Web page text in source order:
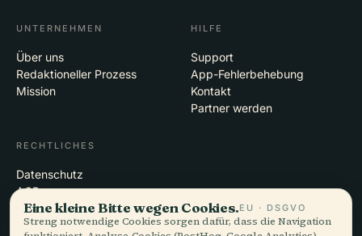
UNTERNEHMEN
Über uns
Redaktioneller Prozess
Mission
HILFE
Support
App-Fehlerbehebung
Kontakt
Partner werden
RECHTLICHES
Datenschutz
AGB
Cookie-Einstellungen
Konto löschen
Eine kleine Bitte wegen Cookies.EU · DSGVO
Streng notwendige Cookies sorgen dafür, dass die Navigation